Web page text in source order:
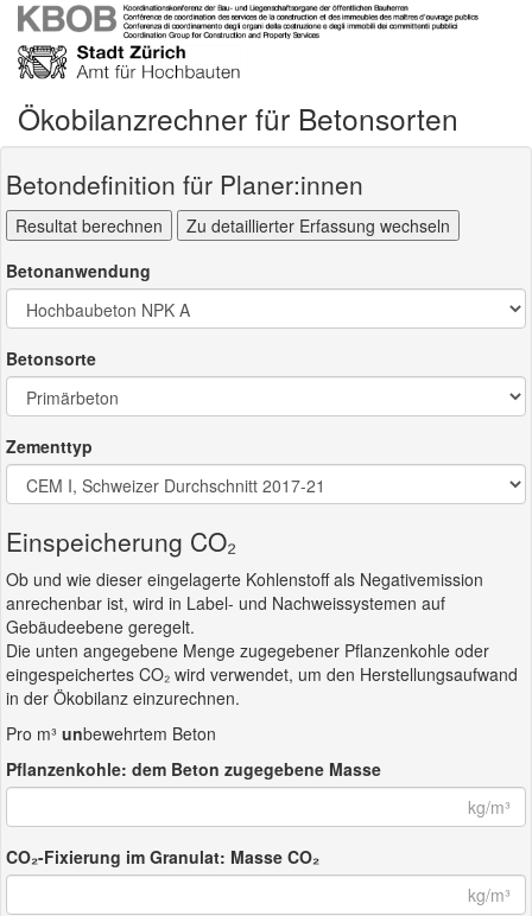
Ökobilanzrechner für Betonsorten
Betondefinition für Planer:innen
Betonanwendung
Betonsorte
Zementtyp
Einspeicherung CO₂
Ob und wie dieser eingelagerte Kohlenstoff als Negativemission
anrechenbar ist, wird in Label- und Nachweissystemen auf
Gebäudeebene geregelt.
Die unten angegebene Menge zugegebener Pflanzenkohle oder
eingespeichertes CO₂ wird verwendet, um den Herstellungsaufwand
in der Ökobilanz einzurechnen.
Pro m³ unbewehrtem Beton
Pflanzenkohle: dem Beton zugegebene Masse
CO₂-Fixierung im Granulat: Masse CO₂